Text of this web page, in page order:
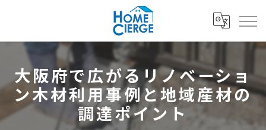
大阪府で広がるリノベーショ
ン木材利用事例と地域産材の
調達ポイント